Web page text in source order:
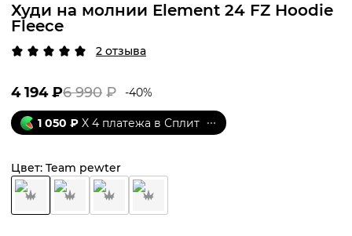
Худи на молнии Element 24 FZ Hoodie
Fleece
2 отзыва
6 990 ₽
4 194 ₽ -40%
1 050 ₽ X 4 платежа в Сплит
Цвет: Team pewter